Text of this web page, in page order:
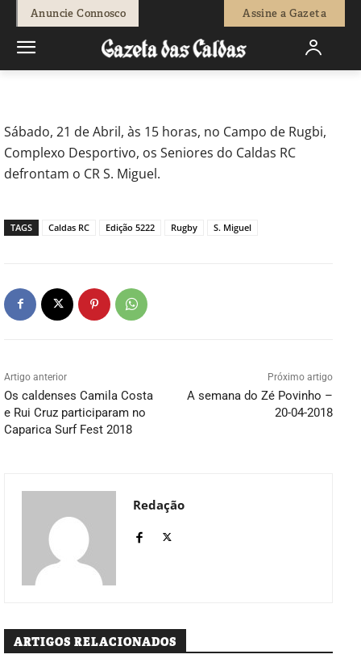
Anuncie Connosco Assine a Gazeta
Redação - 20 de Abril, 2018 0
Sábado, 21 de Abril, às 15 horas, no Campo de Rugbi,
Complexo Desportivo, os Seniores do Caldas RC
defrontam o CR S. Miguel.
TAGS Caldas RC Edição 5222 Rugby S. Miguel
Artigo anterior
Os caldenses Camila Costa
e Rui Cruz participaram no
Caparica Surf Fest 2018
Próximo artigo
A semana do Zé Povinho –
20-04-2018
Redação
ARTIGOS RELACIONADOS